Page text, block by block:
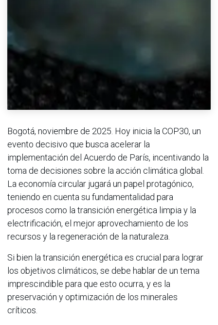
Bogotá, noviembre de 2025. Hoy inicia la COP30, un
evento decisivo que busca acelerar la
implementación del Acuerdo de París, incentivando la
toma de decisiones sobre la acción climática global.
La economía circular jugará un papel protagónico,
teniendo en cuenta su fundamentalidad para
procesos como la transición energética limpia y la
electrificación, el mejor aprovechamiento de los
recursos y la regeneración de la naturaleza.
Si bien la transición energética es crucial para lograr
los objetivos climáticos, se debe hablar de un tema
imprescindible para que esto ocurra, y es la
preservación y optimización de los minerales
críticos.